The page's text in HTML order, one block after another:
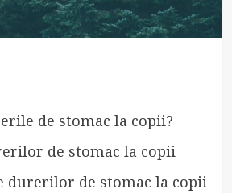
de stomac la copii?
de stomac la copii
durerilor de stomac la copii